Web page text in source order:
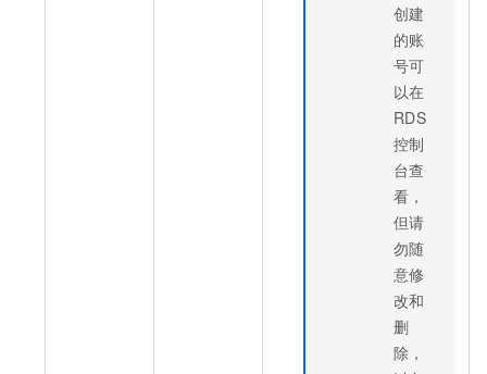
创建
的账
号可
以在
RDS
控制
台查
看，
但请
勿随
意修
改和
删
除，